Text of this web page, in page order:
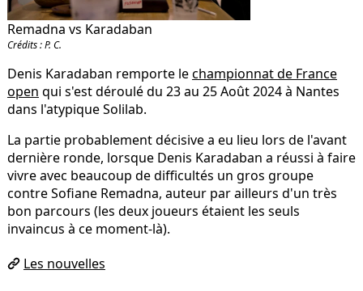
Remadna vs Karadaban
Crédits : P. C.
Denis Karadaban remporte lechampionnat de France
open qui s'est déroulé du 23 au 25 Août 2024 à Nantes
dans l'atypique Solilab.
La partie probablement décisive a eu lieu lors de l'avant
dernière ronde, lorsque Denis Karadaban a réussi à faire
vivre avec beaucoup de difficultés un gros groupe
contre Sofiane Remadna, auteur par ailleurs d'un très
bon parcours (les deux joueurs étaient les seuls
invaincus à ce moment-là).
Les nouvelles